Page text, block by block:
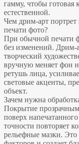
гамму, чтобы готовая
естественной.
Чем дрим-арт портрет
печати фото?
При обычной печати
без изменений.
творческий
вручную меняет фон
ретушь лица,
световые акценты,
объект.
Зачем нужна
Покрытие
поверх
точности повторяет
рельефные мазки.